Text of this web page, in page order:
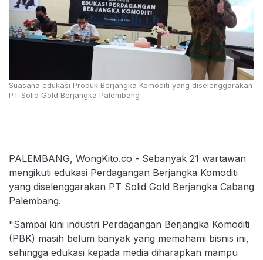
Suasana edukasi Produk Berjangka Komoditi yang diselenggarakan
PT Solid Gold Berjangka Palembang
PALEMBANG, WongKito.co - Sebanyak 21 wartawan
mengikuti edukasi Perdagangan Berjangka Komoditi
yang diselenggarakan PT Solid Gold Berjangka Cabang
Palembang.
"Sampai kini industri Perdagangan Berjangka Komoditi
(PBK) masih belum banyak yang memahami bisnis ini,
sehingga edukasi kepada media diharapkan mampu